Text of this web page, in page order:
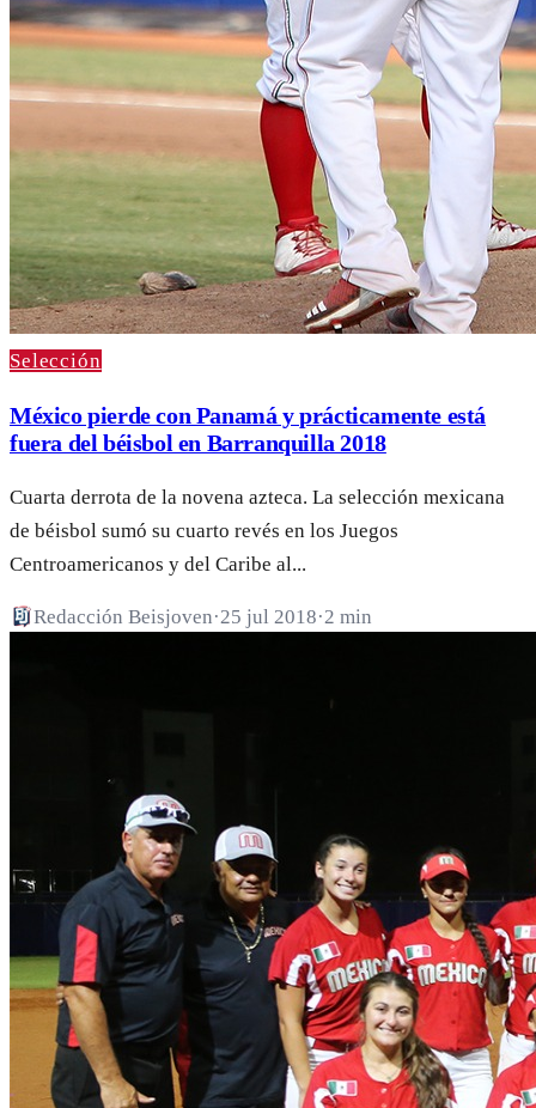
Selección
México pierde con Panamá y prácticamente está
fuera del béisbol en Barranquilla 2018
Cuarta derrota de la novena azteca. La selección mexicana
de béisbol sumó su cuarto revés en los Juegos
Centroamericanos y del Caribe al...
Redacción Beisjoven·25 jul 2018·2 min